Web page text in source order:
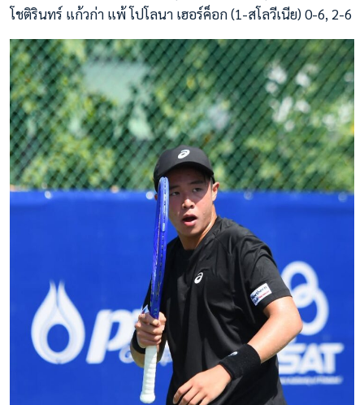
โชติรินทร์ แก้วก่า แพ้ โปโลนา เฮอร์ค็อก (1-สโลวีเนีย) 0-6, 2-6